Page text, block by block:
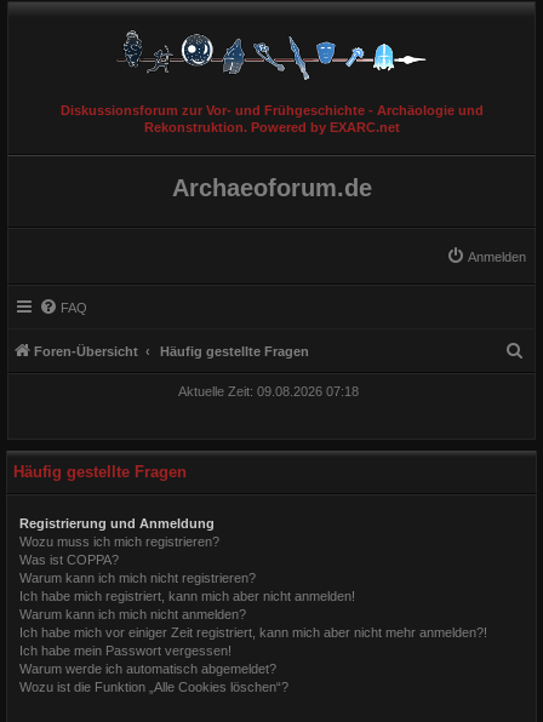
Diskussionsforum zur Vor- und Frühgeschichte - Archäologie und
Rekonstruktion. Powered by EXARC.net
Archaeoforum.de
Anmelden
FAQ
Foren-Übersicht Häufig gestellte Fragen
Aktuelle Zeit: 09.08.2026 07:18
Häufig gestellte Fragen
Registrierung und Anmeldung
Wozu muss ich mich registrieren?
Was ist COPPA?
Warum kann ich mich nicht registrieren?
Ich habe mich registriert, kann mich aber nicht anmelden!
Warum kann ich mich nicht anmelden?
Ich habe mich vor einiger Zeit registriert, kann mich aber nicht mehr anmelden?!
Ich habe mein Passwort vergessen!
Warum werde ich automatisch abgemeldet?
Wozu ist die Funktion „Alle Cookies löschen“?